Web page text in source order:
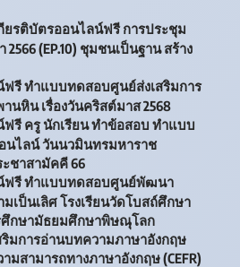
ยรติบัตรออนไลน์ฟรี การประชุม
(EP.10) ชุมชนเป็นฐาน สร้าง
ฟรี ทำแบบทดสอบศูนย์ส่งเสริมการ
นหิน เรื่องวันคริสต์มาส 2568
รี ครู นักเรียน ทำข้อสอบ ทำแบบ
ไลน์ วันนวมินทรมหาราช
ะชาสามัคคี 66
ฟรี ทำแบบทดสอบศูนย์พัฒนา
เป็นเลิศ โรงเรียนวัดโบสถ์ศึกษา
ศึกษามัธยมศึกษาพิษณุโลก
มการอ่านบทความภาษาอังกฤษ
สามารถทางภาษาอังกฤษ (CEFR)